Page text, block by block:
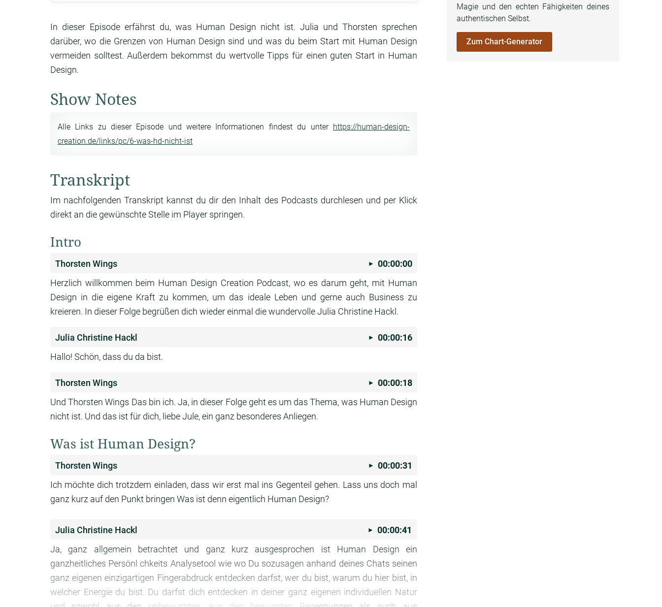
In dieser Episode erfährst du, was Human Design nicht ist. Julia und Thorsten sprechen
darüber, wo die Grenzen von Human Design sind und was du beim Start mit Human Design
vermeiden solltest. Außerdem bekommst du wertvolle Tipps für einen guten Start in Human
Design.
Show Notes
Alle Links zu dieser Episode und weitere Informationen findest du unter https://human-design-
creation.de/links/pc/6-was-hd-nicht-ist
Transkript
Im nachfolgenden Transkript kannst du dir den Inhalt des Podcasts durchlesen und per Klick
direkt an die gewünschte Stelle im Player springen.
Intro
Thorsten Wings
00:00:00
Herzlich willkommen beim Human Design Creation Podcast, wo es darum geht, mit Human
Design in die eigene Kraft zu kommen, um das ideale Leben und gerne auch Business zu
kreieren. In dieser Folge begrüßen dich wieder einmal die wundervolle Julia Christine Hackl.
Julia Christine Hackl
00:00:16
Hallo! Schön, dass du da bist.
Thorsten Wings
00:00:18
Und Thorsten Wings Das bin ich. Ja, in dieser Folge geht es um das Thema, was Human Design
nicht ist. Und das ist für dich, liebe Jule, ein ganz besonderes Anliegen.
Was ist Human Design?
Thorsten Wings
00:00:31
Ich möchte dich trotzdem einladen, dass wir erst mal ins Gegenteil gehen. Lass uns doch mal
ganz kurz auf den Punkt bringen Was ist denn eigentlich Human Design?
Julia Christine Hackl
00:00:41
Ja, ganz allgemein betrachtet und ganz kurz ausgesprochen ist Human Design ein
ganzheitliches Persönl chkeits Analysetool wie wo Du sozusagen anhand deines Chats seinen
ganz eigenen einzigartigen Fingerabdruck entdecken darfst, wer du bist, warum du hier bist, in
welcher Energie du bist. Du darfst dich entdecken in deiner ganz eigenen individuellen Natur
Magie und den echten Fähigkeiten deines
authentischen Selbst.
Zum Chart-Generator